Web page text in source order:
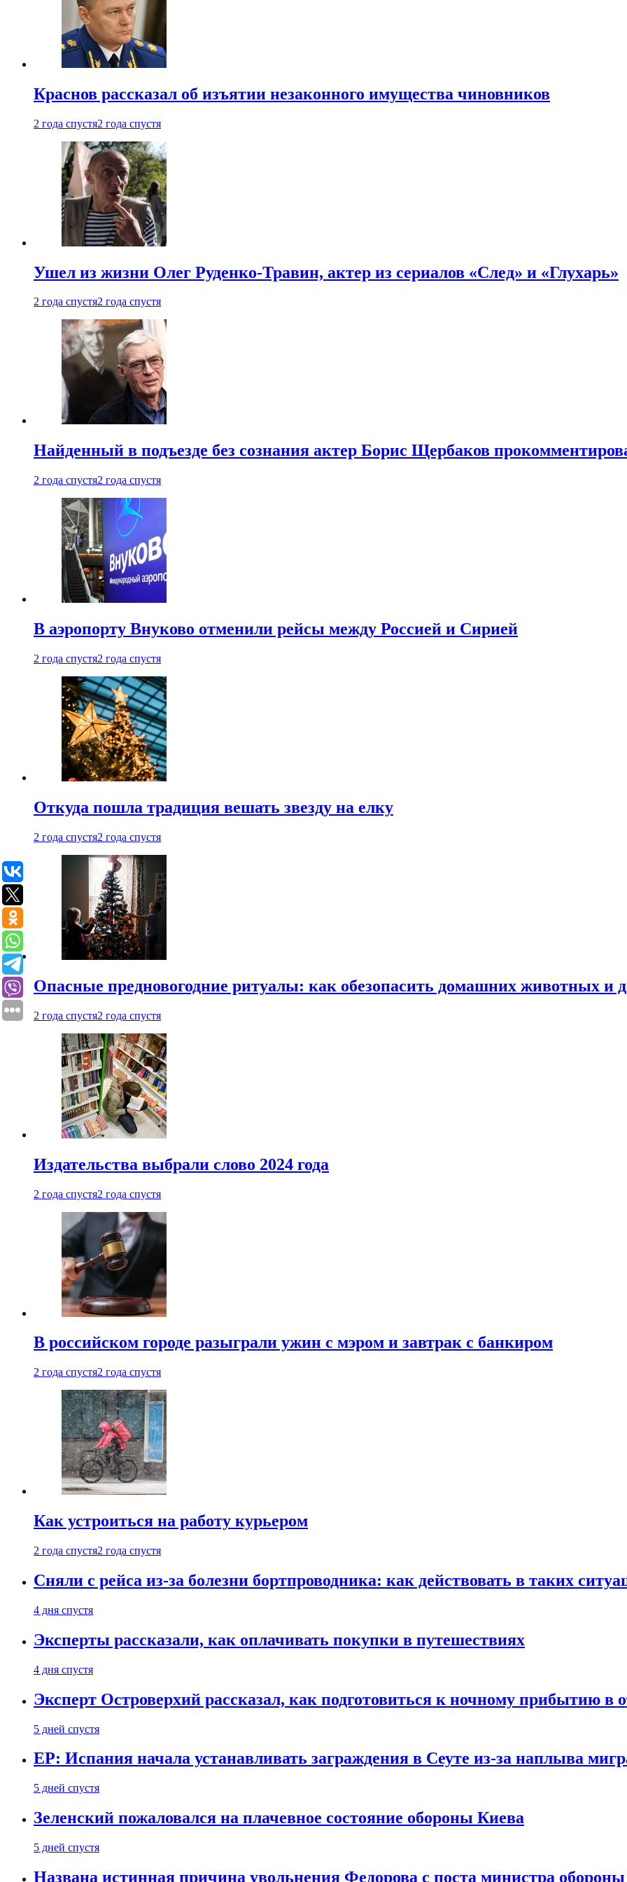
Краснов рассказал об изъятии незаконного имущества чиновников
2 года спустя2 года спустя
Ушел из жизни Олег Руденко-Травин, актер из сериалов «След» и «Глухарь»
2 года спустя2 года спустя
Найденный в подъезде без сознания актер Борис Щербаков
2 года спустя2 года спустя
В аэропорту Внуково отменили рейсы между Россией и Сирией
2 года спустя2 года спустя
Откуда пошла традиция вешать звезду на елку
2 года спустя2 года спустя
Опасные предновогодние ритуалы: как обезопасить домашних животных и
2 года спустя2 года спустя
Издательства выбрали слово 2024 года
2 года спустя2 года спустя
В российском городе разыграли ужин с мэром и завтрак с банкиром
2 года спустя2 года спустя
Как устроиться на работу курьером
2 года спустя2 года спустя
Сняли с рейса из-за болезни бортпроводника: как действовать в таких
4 дня спустя
Эксперты рассказали, как оплачивать покупки в путешествиях
4 дня спустя
Эксперт Островерхий рассказал, как подготовиться к ночному прибытию в
5 дней спустя
EP: Испания начала устанавливать заграждения в Сеуте из-за наплыва
5 дней спустя
Зеленский пожаловался на плачевное состояние обороны Киева
5 дней спустя
Названа истинная причина увольнения Федорова с поста министра